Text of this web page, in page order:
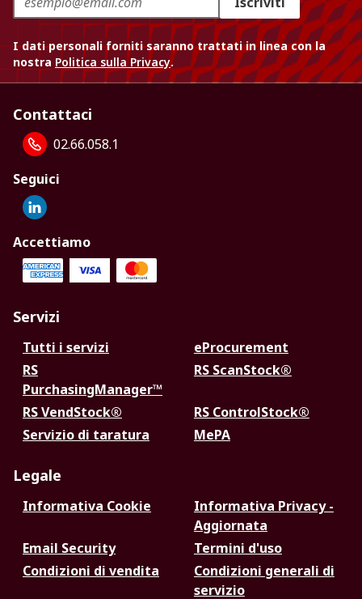
I dati personali forniti saranno trattati in linea con la
nostra Politica sulla Privacy.
Contattaci
02.66.058.1
Seguici
Accettiamo
Servizi
Tutti i servizi
eProcurement
RS
PurchasingManager™
RS ScanStock®
RS VendStock®
RS ControlStock®
Servizio di taratura
MePA
Legale
Informativa Cookie
Informativa Privacy -
Aggiornata
Email Security
Termini d'uso
Condizioni di vendita
Condizioni generali di
servizio